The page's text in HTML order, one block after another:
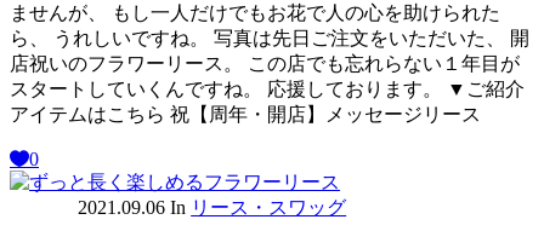
ませんが、 もし一人だけでもお花で人の心を助けられた
ら、 うれしいですね。 写真は先日ご注文をいただいた、 開
店祝いのフラワーリース。 この店でも忘れらない１年目が
スタートしていくんですね。 応援しております。 ▼ご紹介
アイテムはこちら 祝【周年・開店】メッセージリース
0
2021.09.06 In リース・スワッグ